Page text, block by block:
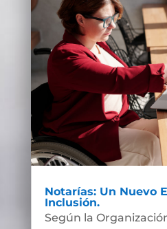
Notarías: Un Nuevo
Inclusión.
Según la